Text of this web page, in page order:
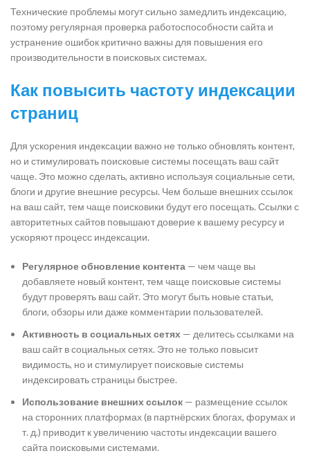
Технические проблемы могут сильно замедлить индексацию,
поэтому регулярная проверка работоспособности сайта и
устранение ошибок критично важны для повышения его
производительности в поисковых системах.
Как повысить частоту индексации
страниц
Для ускорения индексации важно не только обновлять контент,
но и стимулировать поисковые системы посещать ваш сайт
чаще. Это можно сделать, активно используя социальные сети,
блоги и другие внешние ресурсы. Чем больше внешних ссылок
на ваш сайт, тем чаще поисковики будут его посещать. Ссылки с
авторитетных сайтов повышают доверие к вашему ресурсу и
ускоряют процесс индексации.
Регулярное обновление контента — чем чаще вы
добавляете новый контент, тем чаще поисковые системы
будут проверять ваш сайт. Это могут быть новые статьи,
блоги, обзоры или даже комментарии пользователей.
Активность в социальных сетях — делитесь ссылками на
ваш сайт в социальных сетях. Это не только повысит
видимость, но и стимулирует поисковые системы
индексировать страницы быстрее.
Использование внешних ссылок — размещение ссылок
на сторонних платформах (в партнёрских блогах, форумах и
т. д.) приводит к увеличению частоты индексации вашего
сайта поисковыми системами.